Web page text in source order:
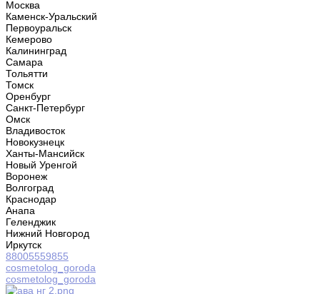
Москва
Каменск-Уральский
Первоуральск
Кемерово
Калининград
Самара
Тольятти
Томск
Оренбург
Санкт-Петербург
Омск
Владивосток
Новокузнецк
Ханты-Мансийск
Новый Уренгой
Воронеж
Волгоград
Краснодар
Анапа
Геленджик
Нижний Новгород
Иркутск
88005559855
cosmetolog_goroda
cosmetolog_goroda